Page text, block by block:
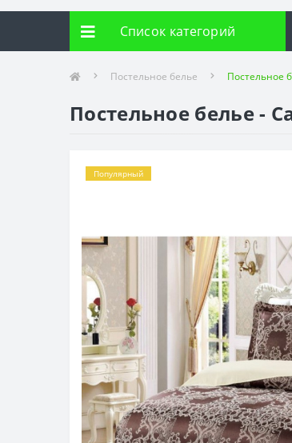
Список категорий
Постельное белье Постельное
Постельное белье -
Популярный